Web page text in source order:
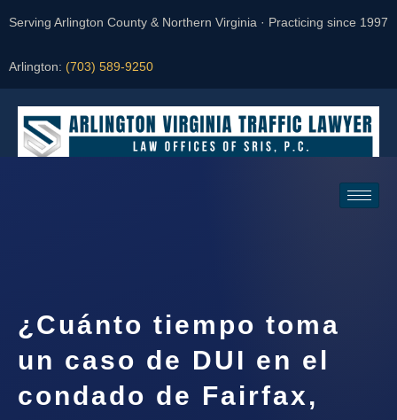
Serving Arlington County & Northern Virginia · Practicing since 1997
Arlington: (703) 589-9250
¿Cuánto tiempo toma
un caso de DUI en el
condado de Fairfax,